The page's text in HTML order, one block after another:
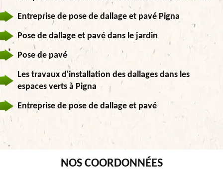
Entreprise de pose de dallage et pavé Pigna
Pose de dallage et pavé dans le jardin
Pose de pavé
Les travaux d'installation des dallages dans les
espaces verts à Pigna
Entreprise de pose de dallage et pavé
NOS COORDONNÉES